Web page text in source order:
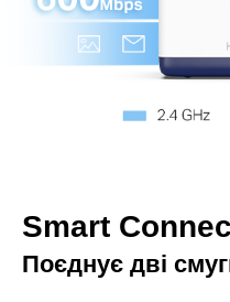
Smart
Поєднує дві